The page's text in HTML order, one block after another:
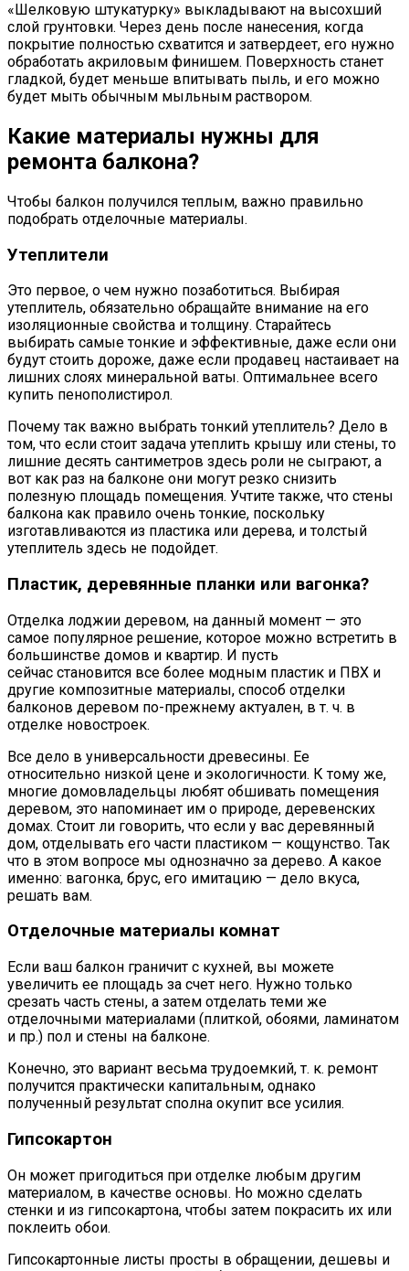
«Шелковую штукатурку» выкладывают на высохший
слой грунтовки. Через день после нанесения, когда
покрытие полностью схватится и затвердеет, его нужно
обработать акриловым финишем. Поверхность станет
гладкой, будет меньше впитывать пыль, и его можно
будет мыть обычным мыльным раствором.
Какие материалы нужны для
ремонта балкона?
Чтобы балкон получился теплым, важно правильно
подобрать отделочные материалы.
Утеплители
Это первое, о чем нужно позаботиться. Выбирая
утеплитель, обязательно обращайте внимание на его
изоляционные свойства и толщину. Старайтесь
выбирать самые тонкие и эффективные, даже если они
будут стоить дороже, даже если продавец настаивает на
лишних слоях минеральной ваты. Оптимальнее всего
купить пенополистирол.
Почему так важно выбрать тонкий утеплитель? Дело в
том, что если стоит задача утеплить крышу или стены, то
лишние десять сантиметров здесь роли не сыграют, а
вот как раз на балконе они могут резко снизить
полезную площадь помещения. Учтите также, что стены
балкона как правило очень тонкие, поскольку
изготавливаются из пластика или дерева, и толстый
утеплитель здесь не подойдет.
Пластик, деревянные планки или вагонка?
Отделка лоджии деревом, на данный момент — это
самое популярное решение, которое можно встретить в
большинстве домов и квартир. И пусть
сейчас становится все более модным пластик и ПВХ и
другие композитные материалы, способ отделки
балконов деревом по-прежнему актуален, в т. ч. в
отделке новостроек.
Все дело в универсальности древесины. Ее
относительно низкой цене и экологичности. К тому же,
многие домовладельцы любят обшивать помещения
деревом, это напоминает им о природе, деревенских
домах. Стоит ли говорить, что если у вас деревянный
дом, отделывать его части пластиком — кощунство. Так
что в этом вопросе мы однозначно за дерево. А какое
именно: вагонка, брус, его имитацию — дело вкуса,
решать вам.
Отделочные материалы комнат
Если ваш балкон граничит с кухней, вы можете
увеличить ее площадь за счет него. Нужно только
срезать часть стены, а затем отделать теми же
отделочными материалами (плиткой, обоями, ламинатом
и пр.) пол и стены на балконе.
Конечно, это вариант весьма трудоемкий, т. к. ремонт
получится практически капитальным, однако
полученный результат сполна окупит все усилия.
Гипсокартон
Он может пригодиться при отделке любым другим
материалом, в качестве основы. Но можно сделать
стенки и из гипсокартона, чтобы затем покрасить их или
поклеить обои.
Гипсокартонные листы просты в обращении, дешевы и